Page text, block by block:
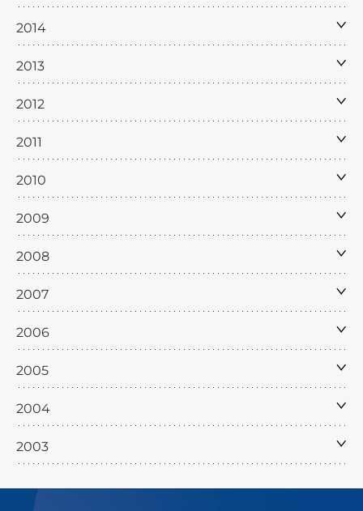
2014
2013
2012
2011
2010
2009
2008
2007
2006
2005
2004
2003